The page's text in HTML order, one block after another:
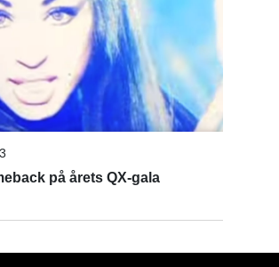
på årets QX-gala